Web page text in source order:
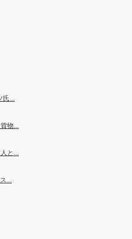
...
物...
と...
...